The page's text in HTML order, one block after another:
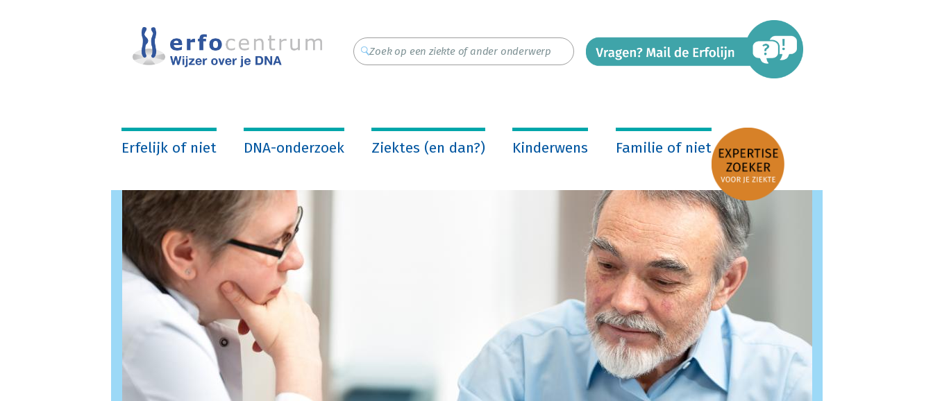
Erfelijk of niet DNA-onderzoek Ziektes (en dan?) Kinderwens Familie of niet